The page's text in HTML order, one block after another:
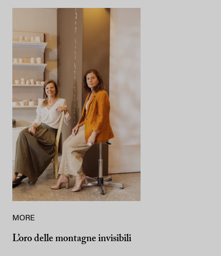
MORE
L’oro delle montagne invisibili